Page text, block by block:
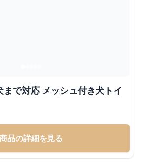
で対応 メッシュ付き犬トイ
商品の詳細を見る